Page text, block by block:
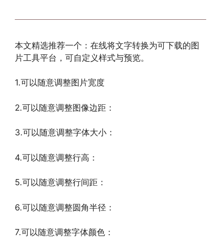
本文精选推荐一个：在线将文字转换为可下载的图
片工具平台，可自定义样式与预览。
1.可以随意调整图片宽度
2.可以随意调整图像边距：
3.可以随意调整字体大小：
4.可以随意调整行高：
5.可以随意调整行间距：
6.可以随意调整圆角半径：
7.可以随意调整字体颜色：